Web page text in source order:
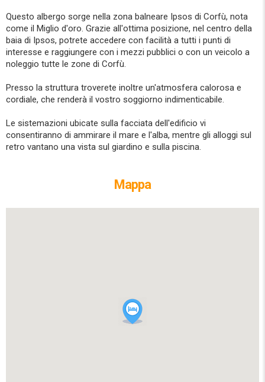
Questo albergo sorge nella zona balneare Ipsos di Corfù, nota
come il Miglio d'oro. Grazie all'ottima posizione, nel centro della
baia di Ipsos, potrete accedere con facilità a tutti i punti di
interesse e raggiungere con i mezzi pubblici o con un veicolo a
noleggio tutte le zone di Corfù.
Presso la struttura troverete inoltre un'atmosfera calorosa e
cordiale, che renderà il vostro soggiorno indimenticabile.
Le sistemazioni ubicate sulla facciata dell'edificio vi
consentiranno di ammirare il mare e l'alba, mentre gli alloggi sul
retro vantano una vista sul giardino e sulla piscina.
Mappa